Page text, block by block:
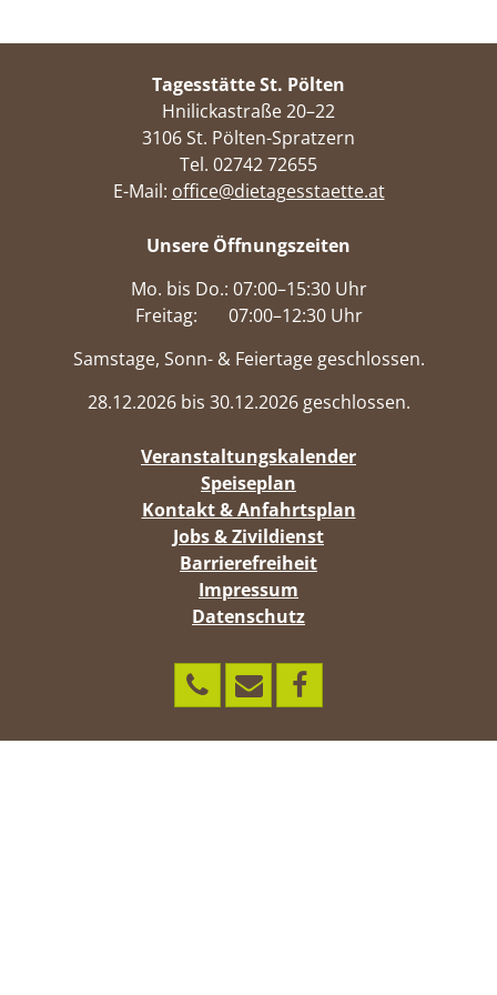
links darstellt. Regelmäßiges Training kann
Schlaf- und Verdauungsprobleme positiv
beeinflussen und die Durchblutung steigern.
Tagesstätte St. Pölten
Hnilickastraße 20–22
3106 St. Pölten-Spratzern
Tel. 02742 72655
E-Mail: office@dietagesstaette.at
Unsere Öffnungszeiten
Mo. bis Do.: 07:00–15:30 Uhr
Freitag: 07:00–12:30 Uhr
Samstage, Sonn- & Feiertage geschlossen.
28.12.2026 bis 30.12.2026 geschlossen.
Veranstaltungskalender
Speiseplan
Kontakt & Anfahrtsplan
Jobs & Zivildienst
Barrierefreiheit
Impressum
Datenschutz
Rufen
Sie
uns
Schreiben
uns!
Zu